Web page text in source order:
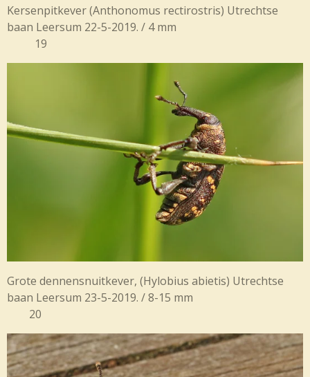
Kersenpitkever (Anthonomus rectirostris) Utrechtse
baan Leersum 22-5-2019. / 4 mm
19
Grote dennensnuitkever, (Hylobius abietis) Utrechtse
baan Leersum 23-5-2019. / 8-15 mm
20